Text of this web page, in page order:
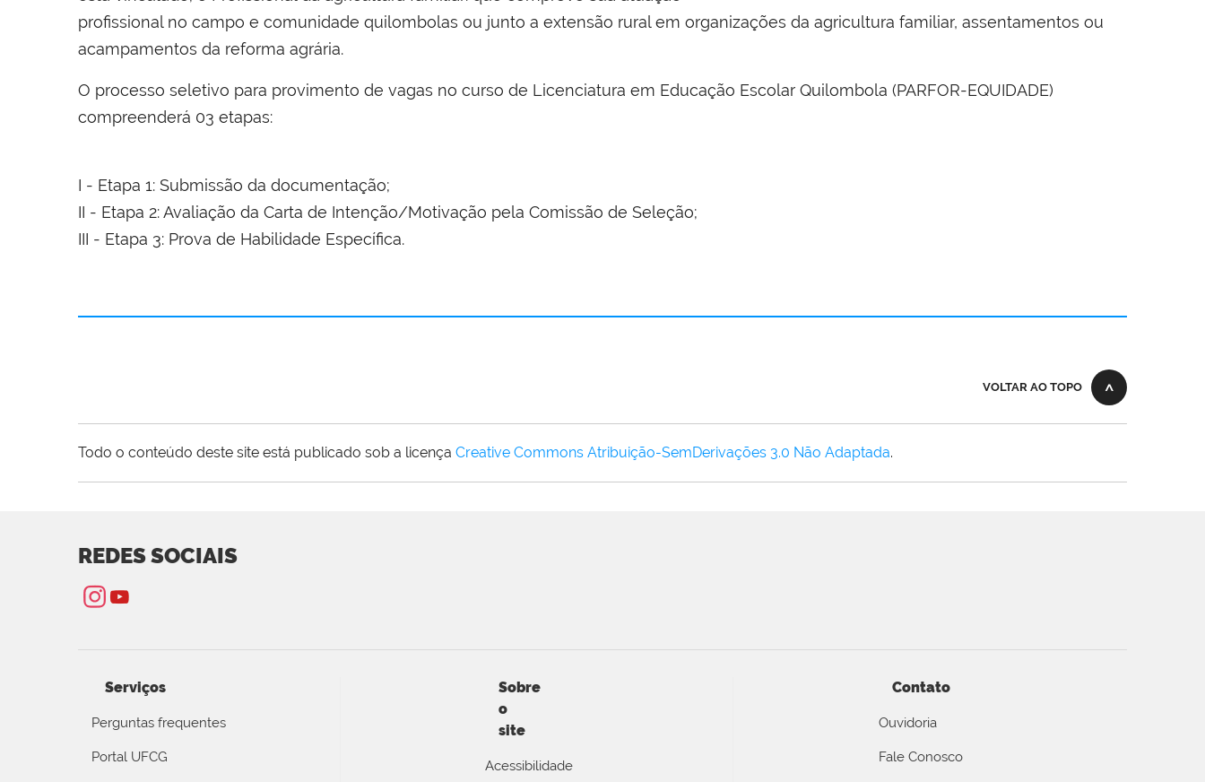
profissional no campo e comunidade quilombolas ou junto a extensão rural em organizações da agricultura familiar, assentamentos ou
acampamentos da reforma agrária.
O processo seletivo para provimento de vagas no curso de Licenciatura em Educação Escolar Quilombola (PARFOR-EQUIDADE)
compreenderá 03 etapas:
I - Etapa 1: Submissão da documentação;
II - Etapa 2: Avaliação da Carta de Intenção/Motivação pela Comissão de Seleção;
III - Etapa 3: Prova de Habilidade Específica.
VOLTAR AO TOPO
Todo o conteúdo deste site está publicado sob a licença Creative Commons Atribuição-SemDerivações 3.0 Não Adaptada.
REDES SOCIAIS
Serviços
Perguntas frequentes
Portal UFCG
Sobre
o
site
Acessibilidade
Contato
Ouvidoria
Fale Conosco